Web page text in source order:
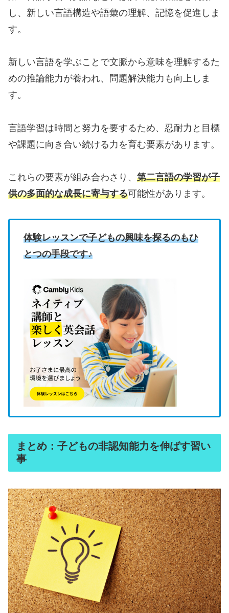
し、新しい言語構造や語彙の理解、記憶を促進しま
す。
新しい言語を学ぶことで文脈から意味を理解するた
めの推論能力が養われ、問題解決能力も向上しま
す。
言語学習は時間と努力を要するため、忍耐力と目標
や課題に向き合い続ける力を育む要素があります。
これらの要素が組み合わさり、 第二言語の学習が子
供の多面的な成長に寄与する可能性があります。
体験レッスンで子どもの興味を探るのもひ
とつの手段です♪
まとめ：子どもの非認知能力を伸ばす習い
事